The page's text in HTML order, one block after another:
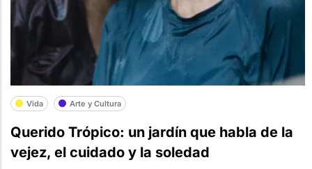
Vida Arte y Cultura
Querido Trópico: un jardín que habla de la
vejez, el cuidado y la soledad